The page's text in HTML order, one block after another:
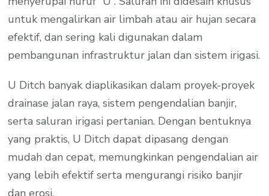
untuk mengalirkan air limbah atau air hujan secara
efektif, dan sering kali digunakan dalam
pembangunan infrastruktur jalan dan sistem irigasi.
U Ditch banyak diaplikasikan dalam proyek-proyek
drainase jalan raya, sistem pengendalian banjir,
serta saluran irigasi pertanian. Dengan bentuknya
yang praktis, U Ditch dapat dipasang dengan
mudah dan cepat, memungkinkan pengendalian air
yang lebih efektif serta mengurangi risiko banjir
dan erosi.